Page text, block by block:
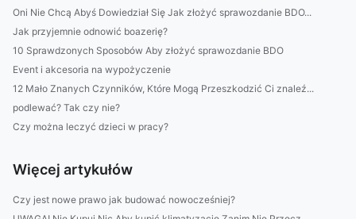
Oni Nie Chcą Abyś Dowiedział Się Jak złożyć sprawozdanie BDO...
Jak przyjemnie odnowić boazerię?
10 Sprawdzonych Sposobów Aby złożyć sprawozdanie BDO
Event i akcesoria na wypożyczenie
12 Mało Znanych Czynników, Które Mogą Przeszkodzić Ci znaleź...
podlewać? Tak czy nie?
Czy można leczyć dzieci w pracy?
Więcej artykułów
Czy jest nowe prawo jak budować nowocześniej?